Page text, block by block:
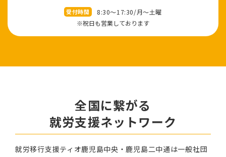
受付時間
8:30～17:30/⽉〜⼟曜
※祝⽇も営業しております
全国に繋がる
就労⽀援ネットワーク
就労移⾏⽀援ティオ⿅児島中央・鹿児島二中通は⼀般社団